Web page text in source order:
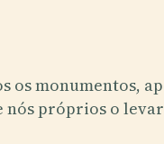
os monumentos,
nós próprios o